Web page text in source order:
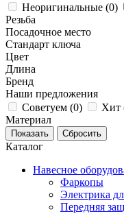
Неоригинальные (0)
Резьба
Посадочное место
Стандарт ключа
Цвет
Длина
Бренд
Наши предложения
Советуем (0) Хит
Материал
Каталог
Навесное
Фаркопы
Электрика
Передняя